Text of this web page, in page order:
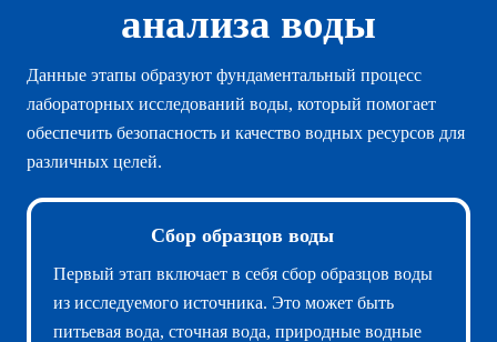
анализа воды
Данные этапы образуют фундаментальный процесс
лабораторных исследований воды, который помогает
обеспечить безопасность и качество водных ресурсов для
различных целей.
Сбор образцов воды
Первый этап включает в себя сбор образцов воды
из исследуемого источника. Это может быть
питьевая вода, сточная вода, природные водные